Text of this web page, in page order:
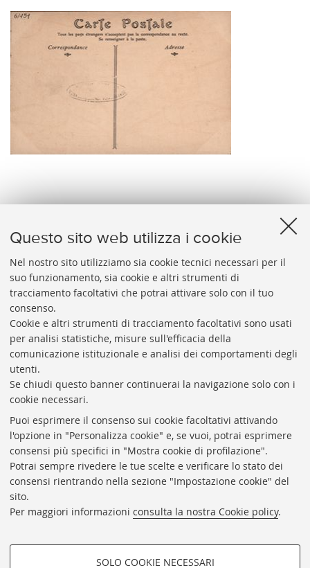
Questo sito web utilizza i cookie
Nel nostro sito utilizziamo sia cookie tecnici necessari per il
suo funzionamento, sia cookie e altri strumenti di
tracciamento facoltativi che potrai attivare solo con il tuo
consenso.
Cookie e altri strumenti di tracciamento facoltativi sono usati
per analisi statistiche, misure sull'efficacia della
comunicazione istituzionale e analisi dei comportamenti degli
utenti.
Se chiudi questo banner continuerai la navigazione solo con i
cookie necessari.
Puoi esprimere il consenso sui cookie facoltativi attivando
l'opzione in "Personalizza cookie" e, se vuoi, potrai esprimere
consensi più specifici in "Mostra cookie di profilazione".
Potrai sempre rivedere le tue scelte e verificare lo stato dei
consensi rientrando nella sezione "Impostazione cookie" del
sito.
Per maggiori informazioni consulta la nostra Cookie policy.
SOLO COOKIE NECESSARI
UNIVERSITARIA
Presidente: prof. Francesco Citti
Coordinatrice gestionale: Maria Pia Torricelli
Responsabile Amministrativo: Luigia Di Pumpo
Via Zamboni, 33/35 - 40126 Bologna (BO)
Tel. +39 051 2088306 - Fax +39 051 2088385
bub.info@unibo.it
bub.biblioteca@pec.unibo.it
Dove siamo
Orario dei servizi
Helpdesk
Rubrica di Ateneo